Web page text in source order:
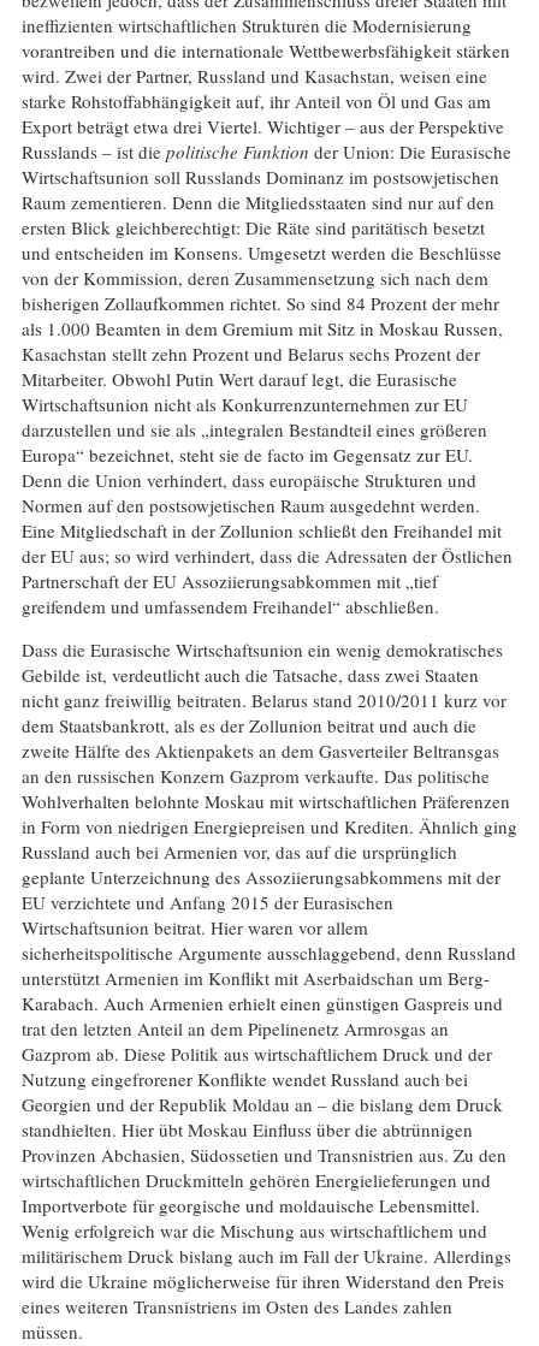
ineffizienten wirtschaftlichen Strukturen die Modernisierung
vorantreiben und die internationale Wettbewerbsfähigkeit stärken
wird. Zwei der Partner, Russland und Kasachstan, weisen eine
starke Rohstoffabhängigkeit auf, ihr Anteil von Öl und Gas am
Export beträgt etwa drei Viertel. Wichtiger – aus der Perspektive
Russlands – ist die politische Funktion der Union: Die Eurasische
Wirtschaftsunion soll Russlands Dominanz im postsowjetischen
Raum zementieren. Denn die Mitgliedsstaaten sind nur auf den
ersten Blick gleichberechtigt: Die Räte sind paritätisch besetzt
und entscheiden im Konsens. Umgesetzt werden die Beschlüsse
von der Kommission, deren Zusammensetzung sich nach dem
bisherigen Zollaufkommen richtet. So sind 84 Prozent der mehr
als 1.000 Beamten in dem Gremium mit Sitz in Moskau Russen,
Kasachstan stellt zehn Prozent und Belarus sechs Prozent der
Mitarbeiter. Obwohl Putin Wert darauf legt, die Eurasische
Wirtschaftsunion nicht als Konkurrenzunternehmen zur EU
darzustellen und sie als „integralen Bestandteil eines größeren
Europa“ bezeichnet, steht sie de facto im Gegensatz zur EU.
Denn die Union verhindert, dass europäische Strukturen und
Normen auf den postsowjetischen Raum ausgedehnt werden.
Eine Mitgliedschaft in der Zollunion schließt den Freihandel mit
der EU aus; so wird verhindert, dass die Adressaten der Östlichen
Partnerschaft der EU Assoziierungsabkommen mit „tief
greifendem und umfassendem Freihandel“ abschließen.
Dass die Eurasische Wirtschaftsunion ein wenig demokratisches
Gebilde ist, verdeutlicht auch die Tatsache, dass zwei Staaten
nicht ganz freiwillig beitraten. Belarus stand 2010/2011 kurz vor
dem Staatsbankrott, als es der Zollunion beitrat und auch die
zweite Hälfte des Aktienpakets an dem Gasverteiler Beltransgas
an den russischen Konzern Gazprom verkaufte. Das politische
Wohlverhalten belohnte Moskau mit wirtschaftlichen Präferenzen
in Form von niedrigen Energiepreisen und Krediten. Ähnlich ging
Russland auch bei Armenien vor, das auf die ursprünglich
geplante Unterzeichnung des Assoziierungsabkommens mit der
EU verzichtete und Anfang 2015 der Eurasischen
Wirtschaftsunion beitrat. Hier waren vor allem
sicherheitspolitische Argumente ausschlaggebend, denn Russland
unterstützt Armenien im Konflikt mit Aserbaidschan um Berg-
Karabach. Auch Armenien erhielt einen günstigen Gaspreis und
trat den letzten Anteil an dem Pipelinenetz Armrosgas an
Gazprom ab. Diese Politik aus wirtschaftlichem Druck und der
Nutzung eingefrorener Konflikte wendet Russland auch bei
Georgien und der Republik Moldau an – die bislang dem Druck
standhielten. Hier übt Moskau Einfluss über die abtrünnigen
Provinzen Abchasien, Südossetien und Transnistrien aus. Zu den
wirtschaftlichen Druckmitteln gehören Energielieferungen und
Importverbote für georgische und moldauische Lebensmittel.
Wenig erfolgreich war die Mischung aus wirtschaftlichem und
militärischem Druck bislang auch im Fall der Ukraine. Allerdings
wird die Ukraine möglicherweise für ihren Widerstand den Preis
eines weiteren Transnistriens im Osten des Landes zahlen
müssen.